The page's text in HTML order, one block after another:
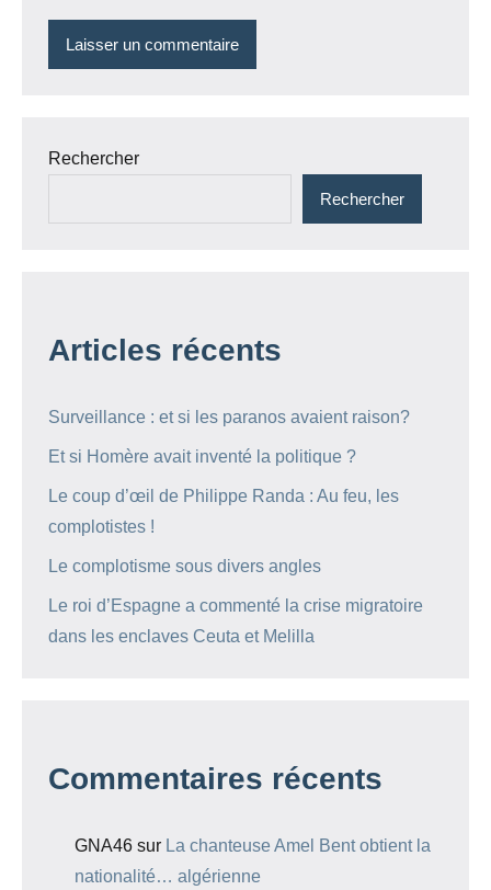
Rechercher
Rechercher
Articles récents
Surveillance : et si les paranos avaient raison?
Et si Homère avait inventé la politique ?
Le coup d’œil de Philippe Randa : Au feu, les
complotistes !
Le complotisme sous divers angles
Le roi d’Espagne a commenté la crise migratoire
dans les enclaves Ceuta et Melilla
Commentaires récents
GNA46 sur La chanteuse Amel Bent obtient la
nationalité… algérienne